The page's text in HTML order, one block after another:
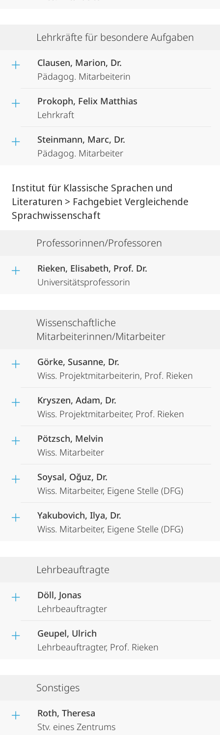
Lehrkräfte für besondere Aufgaben
Clausen, Marion, Dr.
Pädagog. Mitarbeiterin
Prokoph, Felix Matthias
Lehrkraft
Steinmann, Marc, Dr.
Pädagog. Mitarbeiter
Institut für Klassische Sprachen und
Literaturen > Fachgebiet Vergleichende
Sprachwissenschaft
Professorinnen/Professoren
Rieken, Elisabeth, Prof. Dr.
Universitätsprofessorin
Wissenschaftliche
Mitarbeiterinnen/Mitarbeiter
Görke, Susanne, Dr.
Wiss. Projektmitarbeiterin, Prof. Rieken
Kryszen, Adam, Dr.
Wiss. Projektmitarbeiter, Prof. Rieken
Pötzsch, Melvin
Wiss. Mitarbeiter
Soysal, Oğuz, Dr.
Wiss. Mitarbeiter, Eigene Stelle (DFG)
Yakubovich, Ilya, Dr.
Wiss. Mitarbeiter, Eigene Stelle (DFG)
Lehrbeauftragte
Döll, Jonas
Lehrbeauftragter
Geupel, Ulrich
Lehrbeauftragter, Prof. Rieken
Sonstiges
Roth, Theresa
Stv. eines Zentrums